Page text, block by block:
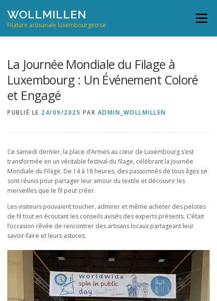
contenu
WOLLMILLEN
Filature artisanale luxembourgeoise
Menu
English
La Journée Mondiale du Filage à
Luxembourg : Un Événement Coloré
et Engagé
PUBLIÉ LE 24/09/2025 PAR ADMIN_WOLLMILLEN
Ce samedi dernier, la place d’Armes au cœur de Luxembourg s’est
transformée en un véritable festival du filage, célébrant la Journée
Mondiale du Filage. De 14 à 18 heures, des passionnés de tous âges se
sont réunis pour partager leur amour du textile et découvrir les
merveilles que le fil peut créer.
Les visiteurs pouvaient toucher, admirer et même acheter des pelotes
de fil tout en écoutant les conseils avisés des experts présents. C’était
l’occasion rêvée de rencontrer des artisans locaux partageant leur
savoir-faire et leurs astuces.